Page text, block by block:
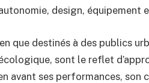
design, équipement
que destinés à des publics
sont le reflet
avant ses performances,